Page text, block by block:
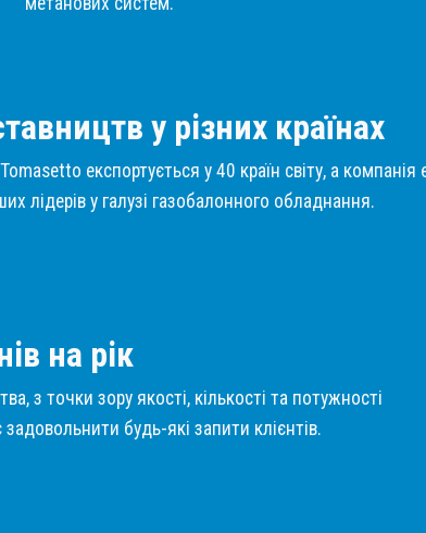
у різних країнах
експортується у 40 країн світу, а
лідерів у галузі газобалонного обладнання.
на рік
з точки зору якості, кількості та потужності
будь-які запити клієнтів.